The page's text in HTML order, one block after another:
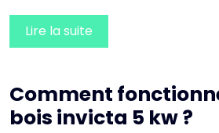
Lire la suite
Comment
bois invicta 5 kw ?